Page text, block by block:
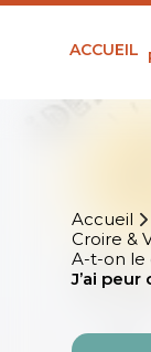
ACCUEIL
Accueil
Croire &
A-t-on le
J’ai peur